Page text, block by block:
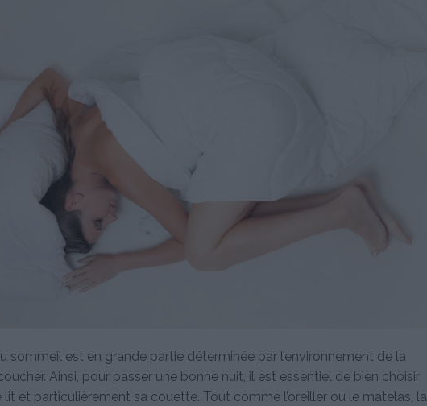
sommeil est en grande partie déterminée par l’environnement de la
Ainsi, pour passer une bonne nuit, il est essentiel de bien choisir
lit et particulièrement sa couette. Tout comme l’oreiller ou le matelas, la